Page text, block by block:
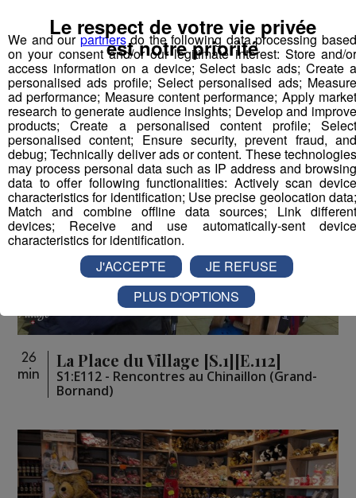
Vous pourriez
aimer aussi...
26
min
La Place du Village [S.1][E.112]
S1:E112 - Rencontres au Chinaillon (Grand-
Bornand)
We and ourpartnersdo the following data processing
on your consent and/or our legitimate interest: Store and/or
access information on a device; Select basic ads; Create a
personalised ads profile; Select personalised ads; Measure
ad performance; Measure content performance; Apply market
research to generate audience insights; Develop and improve
products; Create a personalised content profile; Select
personalised content; Ensure security, prevent fraud, and
debug; Technically deliver ads or content. These technologies
may process personal data such as IP address and browsing
data to offer following functionalities: Actively scan device
characteristics for identification; Use precise geolocation data;
Match and combine offline data sources; Link different
devices; Receive and use automatically-sent device
characteristics for identification.
Le respect de votre vie privée
est notre priorité
J'ACCEPTE
JE REFUSE
PLUS D'OPTIONS